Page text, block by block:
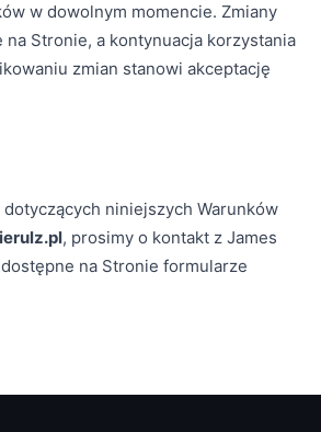
w dowolnym momencie. Zmiany
na Stronie, a kontynuacja korzystania
zmian stanowi akceptację
niniejszych Warunków
, prosimy o kontakt z James
na Stronie formularze